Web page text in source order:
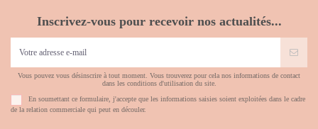
Inscrivez-vous pour recevoir nos actualités...
Vous pouvez vous désinscrire à tout moment. Vous trouverez pour cela nos informations de contact
dans les conditions d'utilisation du site.
En soumettant ce formulaire, j'accepte que les informations saisies soient exploitées dans le cadre
de la relation commerciale qui peut en découler.